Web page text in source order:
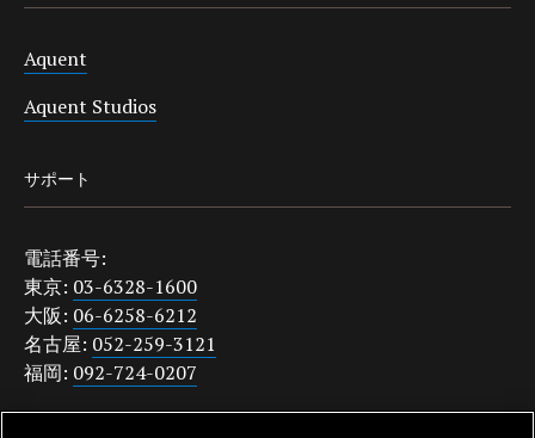
Aquent
Aquent Studios
サポート
電話番号:
東京: 03-6328-1600
大阪: 06-6258-6212
名古屋: 052-259-3121
福岡: 092-724-0207
japanquestions@aquent.com